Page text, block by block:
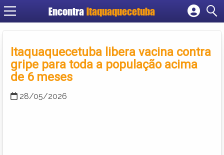
Encontra Itaquaquecetuba
Cadastrar empresa
Criar conta
Itaquaquecetuba libera vacina contra
gripe para toda a população acima
de 6 meses
28/05/2026